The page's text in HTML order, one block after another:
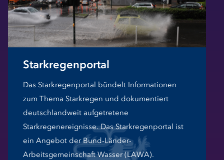
Starkregenportal
Das Starkregenportal bündelt Informationen
zum Thema Starkregen und dokumentiert
deutschlandweit aufgetretene
Starkregenereignisse. Das Starkregenportal ist
ein Angebot der Bund-Länder-
Arbeitsgemeinschaft Wasser (LAWA).